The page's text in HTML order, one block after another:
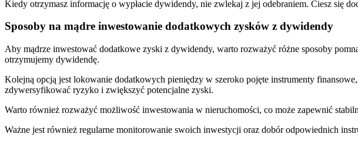
Kiedy otrzymasz informację o wypłacie dywidendy, nie ‌zwlekaj‍ z jej odebraniem. Ciesz​ się
Sposoby na mądre⁣ inwestowanie dodatkowych zysków z dywidendy
Aby mądrze inwestować dodatkowe zyski z‍ dywidendy, warto rozważyć różne sposoby
otrzymujemy dywidendę.
Kolejną opcją jest lokowanie dodatkowych pieniędzy w szeroko pojęte instrumenty
zdywersyfikować ryzyko i zwiększyć potencjalne zyski.
Warto również rozważyć możliwość​ inwestowania ‌w nieruchomości, co może ⁤zapewnić
Ważne ⁣jest również regularne monitorowanie ‍swoich inwestycji oraz dobór odpowiednich